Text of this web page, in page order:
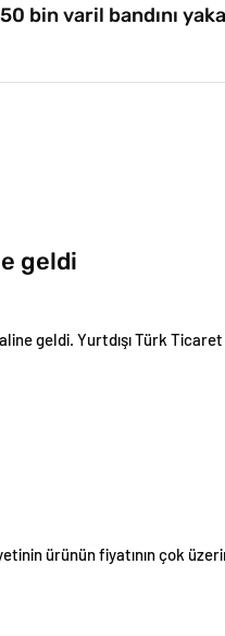
bin varil bandını
geldi
geldi. Yurtdışı Türk Ticaret
ürünün fiyatının çok